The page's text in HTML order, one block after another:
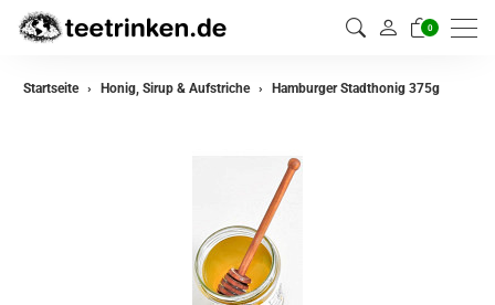
0
Startseite Honig, Sirup & Aufstriche Hamburger Stadthonig 375g